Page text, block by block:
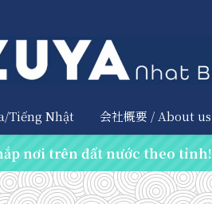
Tiếng Nhật 会社概要 / About us
nơi trên đất nước theo tỉnh!